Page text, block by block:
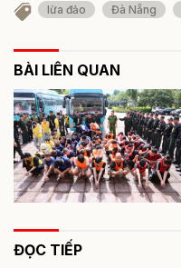
lừa đảo Đà Nẵng
BÀI LIÊN QUAN
ĐỌC TIẾP